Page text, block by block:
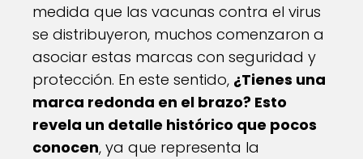
medida que las vacunas contra el virus
se distribuyeron, muchos comenzaron a
asociar estas marcas con seguridad y
protección. En este sentido, ¿Tienes una
marca redonda en el brazo? Esto
revela un detalle histórico que pocos
conocen, ya que representa la